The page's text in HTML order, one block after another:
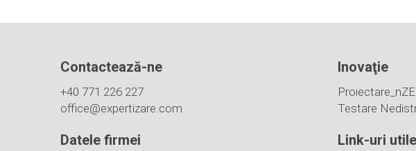
Contactează-ne
+40 771 226 227
office@expertizare.com
Datele firmei
Inovaţie
Testare
Link-uri utile